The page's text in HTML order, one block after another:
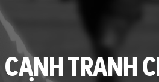
TRANH